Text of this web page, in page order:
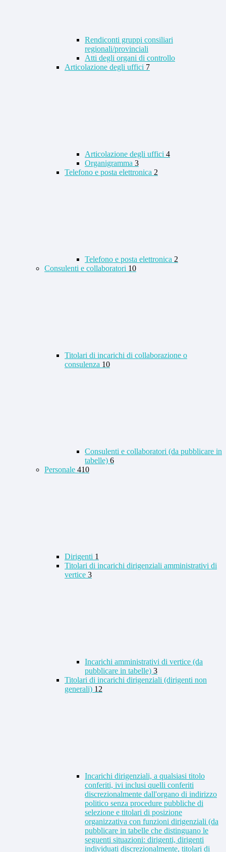
Rendiconti gruppi consiliari
regionali/provinciali
Atti degli organi di controllo
Articolazione degli uffici 7
Articolazione degli uffici 4
Organigramma 3
Telefono e posta elettronica 2
Telefono e posta elettronica 2
Consulenti e collaboratori 10
Titolari di incarichi di collaborazione o
consulenza 10
Consulenti e collaboratori (da pubblicare in
tabelle) 6
Personale 410
Dirigenti 1
Titolari di incarichi dirigenziali amministrativi di
vertice 3
Incarichi amministrativi di vertice (da
pubblicare in tabelle) 3
Titolari di incarichi dirigenziali (dirigenti non
generali) 12
Incarichi dirigenziali, a qualsiasi titolo
conferiti, ivi inclusi quelli conferiti
discrezionalmente dall'organo di indirizzo
politico senza procedure pubbliche di
selezione e titolari di posizione
organizzativa con funzioni dirigenziali (da
pubblicare in tabelle che distinguano le
seguenti situazioni: dirigenti, dirigenti
individuati discrezionalmente, titolari di